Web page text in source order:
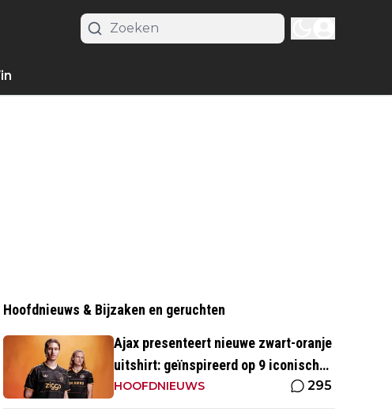
Hoofdnieuws & Bijzaken en geruchten
Ajax presenteert nieuwe zwart-oranje
uitshirt: geïnspireerd op 9 iconische
momenten uit clubhistorie
HOOFDNIEUWS 295